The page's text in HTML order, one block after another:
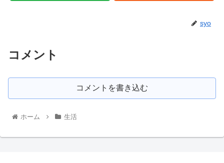
syo
コメント
コメントを書き込む
ホーム 生活